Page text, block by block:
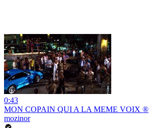
0:43
MON COPAIN QUI A LA MEME VOIX ®
mozinor